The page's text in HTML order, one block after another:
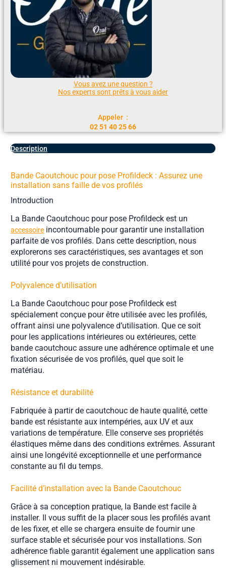
Vous avez une question ?
Nos experts sont prêts à vous aider
Appeler :
02 51 40 25 66
Description
Bande Caoutchouc pour pose Profildeck : Assurez une
installation sans faille de vos profilés
Introduction
La Bande Caoutchouc pour pose Profildeck est un
accessoireincontournable pour garantir une installation
parfaite de vos profilés. Dans cette description, nous
explorerons ses caractéristiques, ses avantages et son
utilité pour vos projets de construction.
Polyvalence d’utilisation
La Bande Caoutchouc pour pose Profildeck est
spécialement conçue pour être utilisée avec les profilés,
offrant ainsi une polyvalence d’utilisation. Que ce soit
pour les applications intérieures ou extérieures, cette
bande caoutchouc assure une adhérence optimale et une
fixation sécurisée de vos profilés, quel que soit le
matériau.
Résistance et durabilité
Fabriquée à partir de caoutchouc de haute qualité, cette
bande est résistante aux intempéries, aux UV et aux
variations de température. Elle conserve ses propriétés
élastiques même dans des conditions extrêmes. Assurant
ainsi une longévité exceptionnelle et une performance
constante au fil du temps.
Facilité d’installation avec la Bande Caoutchouc
Grâce à sa conception pratique, la Bande est facile à
installer. Il vous suffit de la placer sous les profilés avant
de les fixer, et elle se chargera ensuite de fournir une
surface stable et sécurisée pour vos installations. Son
adhérence fiable garantit également une application sans
glissement ni mouvement indésirable.